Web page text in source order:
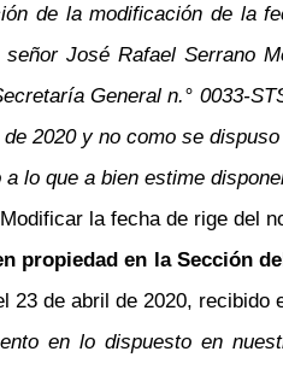
de la modificación de la
José Rafael Serrano
General n.° 0033-
2020 y no como se
a lo que a bien estime
Modificar la fecha de rige del
propiedad en la Sección
23 de abril de 2020,
en lo dispuesto en